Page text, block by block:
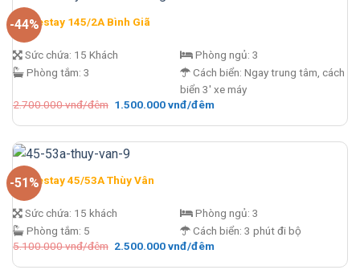
-44%
Homestay 145/2A Bình Giã
Sức chứa: 15 Khách
Phòng tắm: 3
Phòng ngủ: 3
Cách biển: Ngay trung tâm, cách
biển 3' xe máy
2.700.000vnđ/đêm Giá
là:
đêm.
1.500.000vnđ/đêmGiá
tại
1.500.000 vnđ/
-51%
Homestay 45/53A Thùy Vân
Sức chứa: 15 khách
Phòng tắm: 5
Phòng ngủ: 3
Cách biển: 3 phút đi bộ
5.100.000vnđ/đêm Giá
là:
2.500.000vnđ/đêmGiá
tại